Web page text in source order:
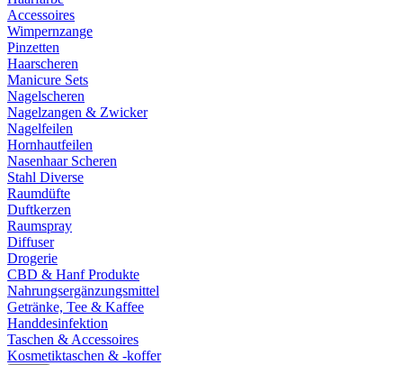
Accessoires
Wimpernzange
Pinzetten
Haarscheren
Manicure Sets
Nagelscheren
Nagelzangen & Zwicker
Nagelfeilen
Hornhautfeilen
Nasenhaar Scheren
Stahl Diverse
Raumdüfte
Duftkerzen
Raumspray
Diffuser
Drogerie
CBD & Hanf Produkte
Nahrungsergänzungsmittel
Getränke, Tee & Kaffee
Handdesinfektion
Taschen & Accessoires
Kosmetiktaschen & -koffer